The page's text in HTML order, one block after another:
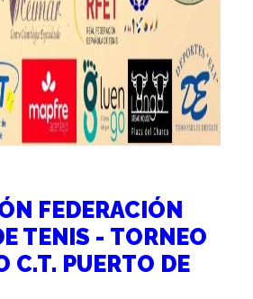
FEDERACIÓN
TENIS - TORNEO
C.T. PUERTO DE